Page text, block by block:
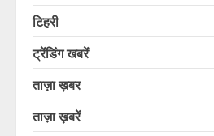
टिहरी
ट्रेंडिंग खबरें
ताज़ा ख़बर
ताज़ा ख़बरें